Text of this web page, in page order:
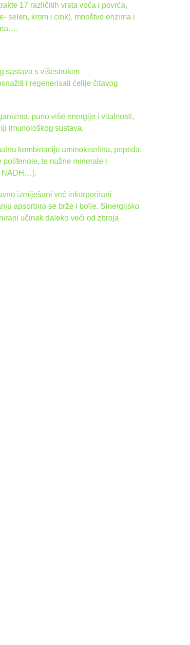
17 različitih vrsta voća i povrća,
selen, krom i cink), mnoštvo enzima i
sastava s višestrukim
i regenerisati ćelije čitavog
puno više energije i vitalnosti,
imunološkog sustava.
kombinaciju aminokiselina, peptida,
te nužne minerale i
NADH…).
izmiješani već inkorporirani
apsorbira se brže i bolje. Sinergijsko
učinak daleko veći od zbroja